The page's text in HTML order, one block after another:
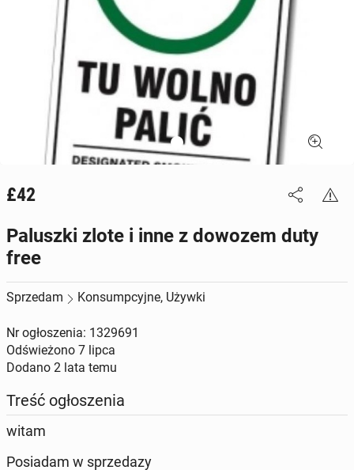
£42
Paluszki zlote i inne z dowozem duty
free
Sprzedam Konsumpcyjne, Używki
Nr ogłoszenia: 1329691
Odświeżono 7 lipca
Dodano 2 lata temu
Treść ogłoszenia
witam
Posiadam w sprzedazy